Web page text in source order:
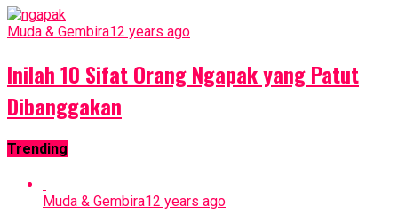
Muda & Gembira12 years ago
Inilah 10 Sifat Orang Ngapak yang Patut
Dibanggakan
Trending
Muda & Gembira12 years ago